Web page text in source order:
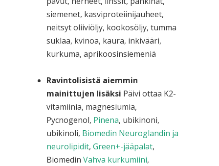
siemenet, kasviproteiinijauheet,
neitsyt oliiviöljy, kookosöljy, tumma
suklaa, kvinoa, kaura, inkivääri,
kurkuma, aprikoosinsiemeniä
Ravintolisistä aiemmin
mainittujen lisäksi Päivi ottaa K2-
vitamiinia, magnesiumia,
Pycnogenol, Pinena, ubikinoni,
ubikinoli, Biomedin Neuroglandin ja
neurolipidit, Green+-jääpalat,
Biomedin Vahva kurkumiini,